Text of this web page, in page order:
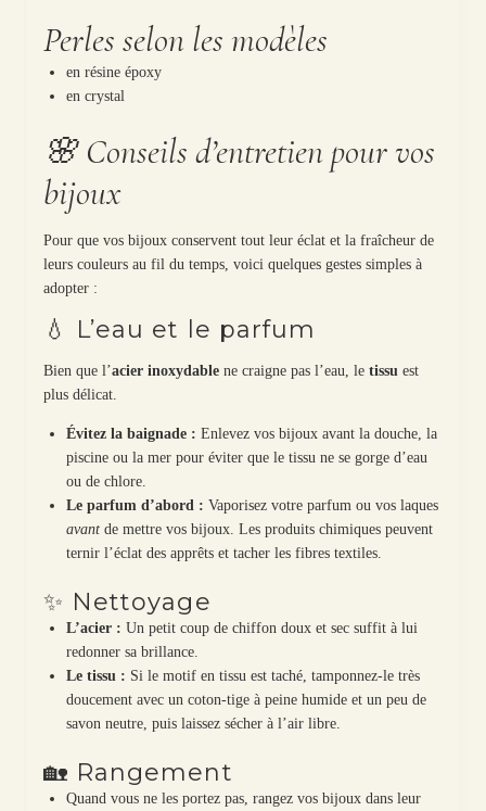
Perles selon les modèles
en résine époxy
en crystal
🌸 Conseils d’entretien pour vos
bijoux
Pour que vos bijoux conservent tout leur éclat et la fraîcheur de
leurs couleurs au fil du temps, voici quelques gestes simples à
adopter :
💧 L’eau et le parfum
Bien que l’acier inoxydablene craigne pas l’eau, le tissu est
plus délicat.
Évitez la baignade : Enlevez vos bijoux avant la douche, la
piscine ou la mer pour éviter que le tissu ne se gorge d’eau
ou de chlore.
Le parfum d’abord : Vaporisez votre parfum ou vos laques
avantde mettre vos bijoux. Les produits chimiques peuvent
ternir l’éclat des apprêts et tacher les fibres textiles.
✨ Nettoyage
L’acier : Un petit coup de chiffon doux et sec suffit à lui
redonner sa brillance.
Le tissu : Si le motif en tissu est taché, tamponnez-le très
doucement avec un coton-tige à peine humide et un peu de
savon neutre, puis laissez sécher à l’air libre.
🏡 Rangement
Quand vous ne les portez pas, rangez vos bijoux dans leur